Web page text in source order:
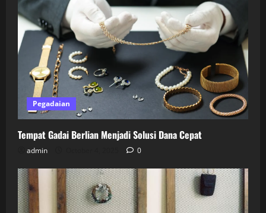
Pegadaian
Tempat Gadai Berlian Menjadi Solusi Dana Cepat
admin 0